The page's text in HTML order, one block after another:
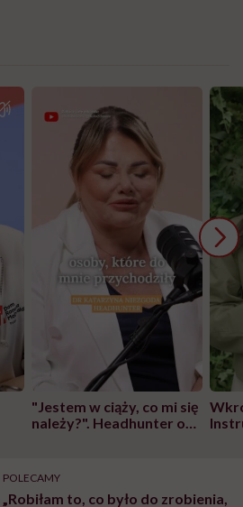
"Jestem w ciąży, co mi się
należy?". Headhunter o
pracy
POLECAMY
„Robiłam to, co było do zrobienia,